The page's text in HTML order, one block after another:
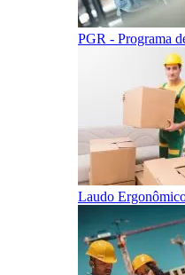
PGR - Programa
Laudo